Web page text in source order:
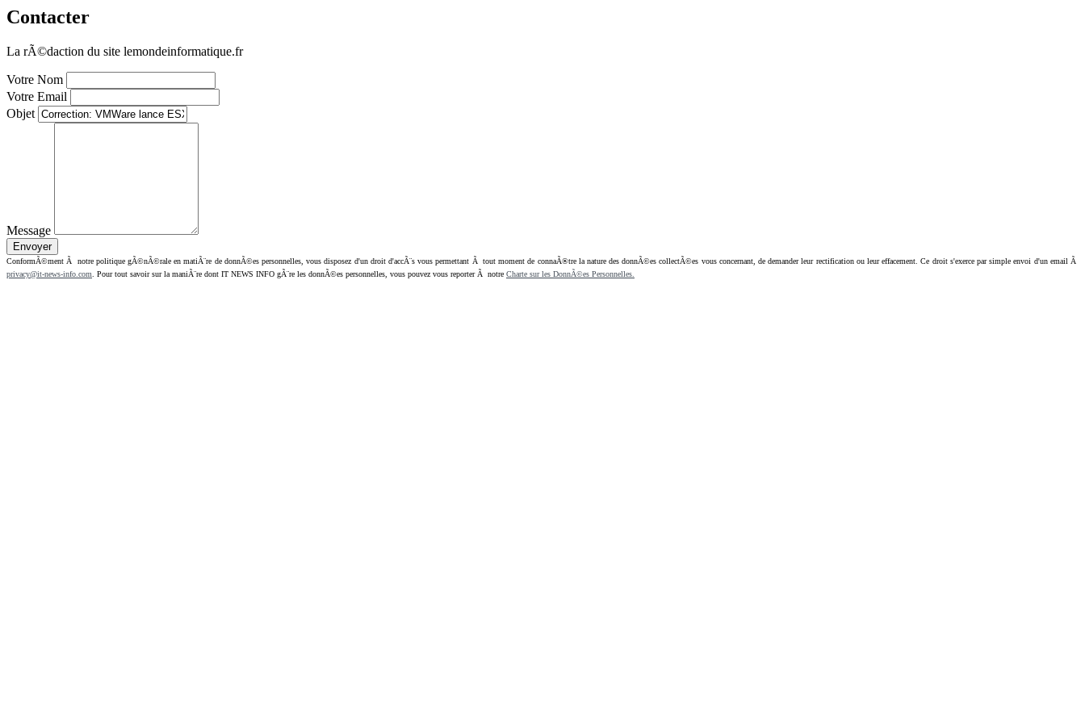
Contacter
La rÃ©daction du site lemondeinformatique.fr
Votre Nom
Votre Email
Objet
Message
ConformÃ©ment Ã notre politique gÃ©nÃ©rale en matiÃ¨re de donnÃ©es personnelles, vous disposez d'un droit d'accÃ¨s vous permettant Ã tout moment de connaÃ®tre la nature des donnÃ©es collectÃ©es vous concernant, de demander leur rectification ou leur effacement. Ce droit s'exerce par simple envoi d'un email Ã
privacy@it-news-info.com . Pour tout savoir sur la maniÃ¨re dont IT NEWS INFO gÃ¨re les donnÃ©es personnelles, vous pouvez vous reporter Ã notre Charte sur les DonnÃ©es Personnelles.